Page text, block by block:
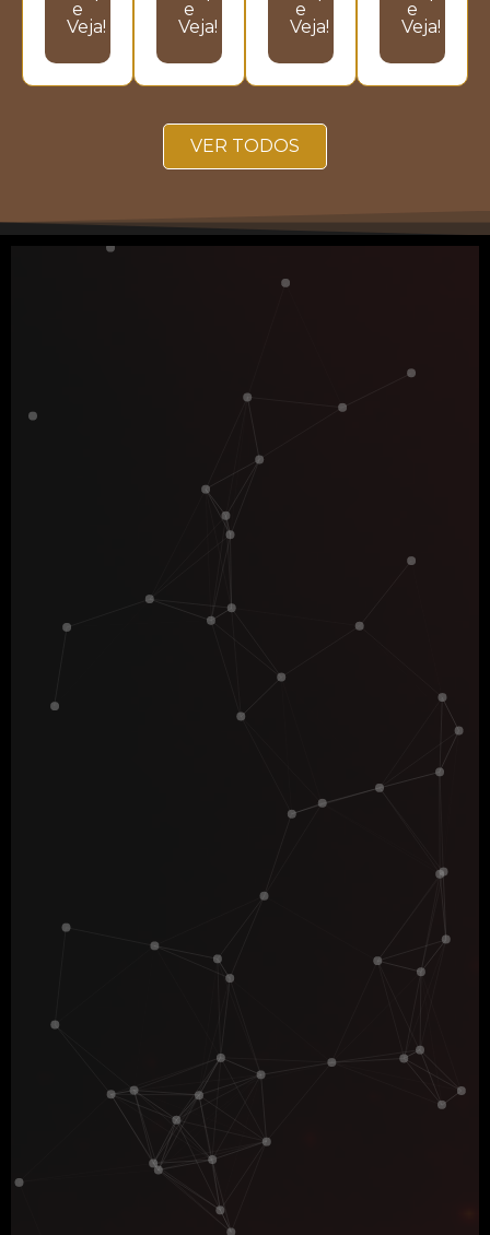
e
Veja!
e
Veja!
e
Veja!
e
Veja!
VER TODOS